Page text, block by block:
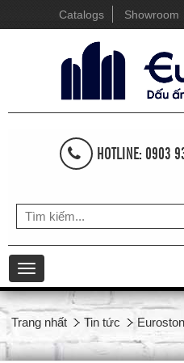
Catalogs Showroom
HOTLINE: 0903
Toggle
navigation
Trang nhất Tin tức